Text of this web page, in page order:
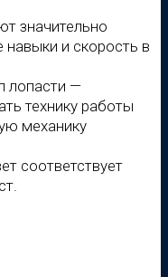
значительно
навыки и скорость в
лопасти —
технику работы
механику
соответствует